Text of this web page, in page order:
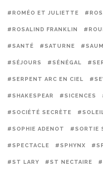
#ROMÉO ET JULIETTE
#ROSALIND FRANKLIN
#SANTÉ #SATURNE
#SÉJOURS #SÉNÉGAL
#SERPENT ARC EN CIEL
#SHAKESPEAR #SICENCES
#SOCIÉTÉ SECRÈTE
#SOPHIE ADENOT #SORTIE
#SPECTACLE #SPHYNX
#ST LARY #ST NECTAIRE